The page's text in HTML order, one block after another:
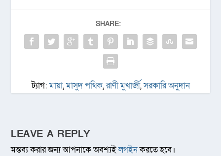
SHARE:
ট্যাগ:মায়া,মাসুদ পথিক,রাণী মুখার্জী,সরকারি অনুদান
LEAVE A REPLY
মন্তব্য করার জন্য আপনাকে অবশ্যইলগইনকরতে হবে।